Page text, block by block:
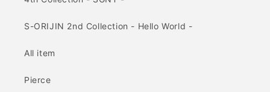
S-ORIJIN 2nd Collection - Hello World -
All item
Pierce